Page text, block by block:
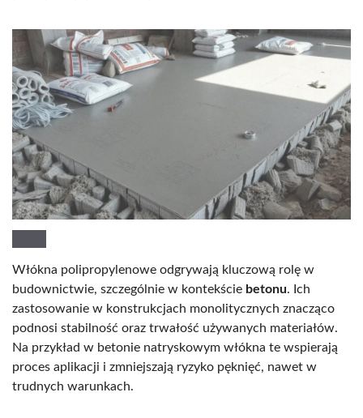
Włókna polipropylenowe odgrywają kluczową rolę w
budownictwie, szczególnie w kontekście betonu. Ich
zastosowanie w konstrukcjach monolitycznych znacząco
podnosi stabilność oraz trwałość używanych materiałów.
Na przykład w betonie natryskowym włókna te wspierają
proces aplikacji i zmniejszają ryzyko pęknięć, nawet w
trudnych warunkach.